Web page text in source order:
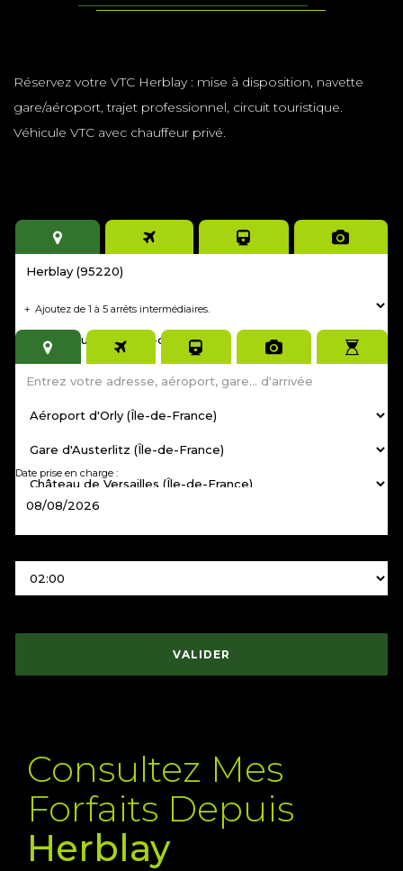
Réservez votre VTC Herblay : mise à disposition, navette
gare/aéroport, trajet professionnel, circuit touristique.
Véhicule VTC avec chauffeur privé.
Ajoutez de 1 à 5 arrêts intermédiaires.
+
Renseignez Passagers / Bagages, par défaut : 1 adulte, 0 bagage.
Date prise en charge :
VALIDER
Consultez Mes
Forfaits Depuis
Herblay